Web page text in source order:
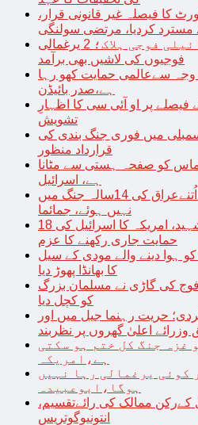
کا فیصلہ غیر قانونی قرار،
مسترد کردیا، مرتضی سولنگی
غزہ میں مزید 10 اسرائیلی فوجی ہلاک؛ 2 یرغمالی
فوجیوں کی لاشیں بھی برآمد
وجہ سےعالمی حمایت کھو رہا
ہے،صدر بائیڈن
فیصلے پر او آئی سی کا اظہارِ
تشویش
میں فوری جنگ بندی کی
قرارداد منظور
کو صفحہ ہستی سے مٹانا
ہے، اسرائیل
غزہ میں جتنے بچے قتل ہوئے اُتنےعراق کی 14سالہ جنگ میں
نہیں ہوئے، جمائما
18 ہزار سے زائدفلسطینی شہید، امریکہ کا اسرائیل کی
حمایت جاری رکھنے کا عزم
کو ہوا دینے والے مودی کے سیل
کا بھانڈا پھوڑ دیا
کی گاڑی نے مسلمان بزرگ
کو کچل دیا
حریت رہنما جیل میں اور
وزرائے اعلیٰ گھروں پر نظربند
غزہ جنگ کل ختم ہو سکتی
ہے،امریکہ
کوئی یرغمالی رہا نہیں
ہوگا،ابوعبیدہ
ممالک کی رائےتقسیم،
انتونیوگوتریس